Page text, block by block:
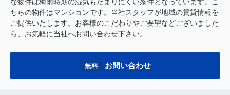
ちらの物件はマンションです。当社スタッフが地域の賃貸情報を
ご提供いたします。お客様のこだわりやご要望などございました
ら、お気軽に当社へお問い合わせ下さい。
無料 お問い合わせ